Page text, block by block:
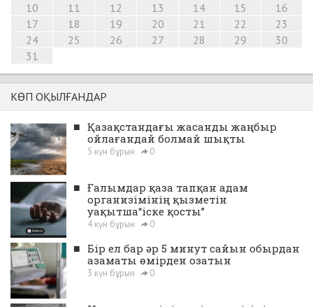
10
11 12 13 14 15
16
17
18 19 20 21 22
23
24
25 26 27 28 29
30
31
КӨП ОҚЫЛҒАНДАР
■ Қазақстандағы жасанды жаңбыр
ойлағандай болмай шықты
5 күн бұрын 0
■ Ғалымдар қаза тапқан адам
организімінің қызметін
уақытша“іске қосты”
4 күн бұрын 0
■ Бір ел бар әр 5 минут сайын обырдан
азаматы өмірден озатын
3 күн бұрын 0